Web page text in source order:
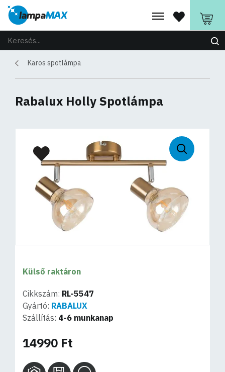
Karos spotlámpa
Rabalux Holly Spotlámpa
Külső raktáron
Cikkszám: RL-5547
Gyártó: RABALUX
Szállítás: 4-6 munkanap
14990 Ft